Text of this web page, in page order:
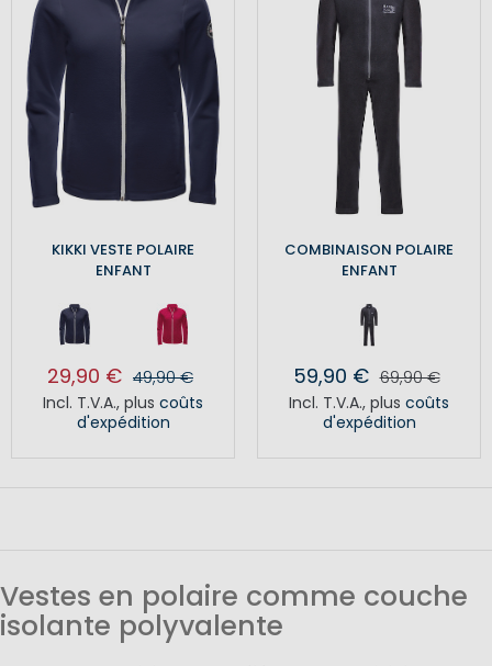
KIKKI VESTE POLAIRE
ENFANT
29,90 € 49,90 €
Incl. T.V.A., plus coûts
d'expédition
COMBINAISON POLAIRE
ENFANT
59,90 € 69,90 €
Incl. T.V.A., plus coûts
d'expédition
Vestes en polaire comme couche
isolante polyvalente